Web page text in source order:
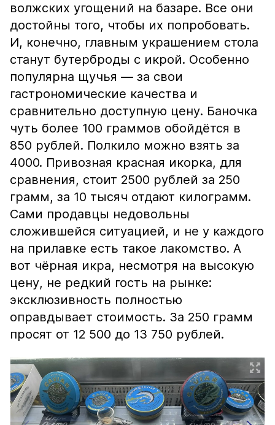
волжских угощений на базаре. Все они
достойны того, чтобы их попробовать.
И, конечно, главным украшением стола
станут бутерброды с икрой. Особенно
популярна щучья — за свои
гастрономические качества и
сравнительно доступную цену. Баночка
чуть более 100 граммов обойдётся в
850 рублей. Полкило можно взять за
4000. Привозная красная икорка, для
сравнения, стоит 2500 рублей за 250
грамм, за 10 тысяч отдают килограмм.
Сами продавцы недовольны
сложившейся ситуацией, и не у каждого
на прилавке есть такое лакомство. А
вот чёрная икра, несмотря на высокую
цену, не редкий гость на рынке:
эксклюзивность полностью
оправдывает стоимость. За 250 грамм
просят от 12 500 до 13 750 рублей.